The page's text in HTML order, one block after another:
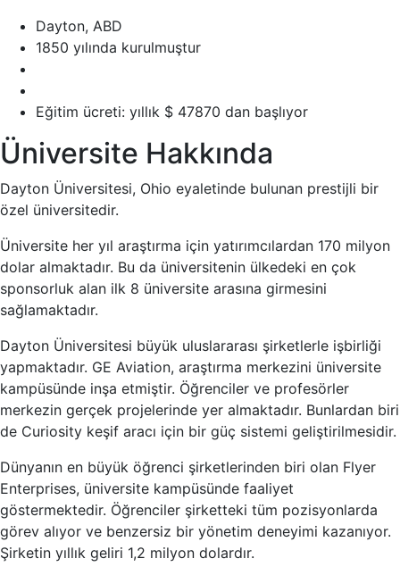
Dayton, ABD
1850 yılında kurulmuştur
Eğitim ücreti: yıllık $ 47870 dan başlıyor
Üniversite Hakkında
Dayton Üniversitesi, Ohio eyaletinde bulunan prestijli bir
özel üniversitedir.
Üniversite her yıl araştırma için yatırımcılardan 170 milyon
dolar almaktadır. Bu da üniversitenin ülkedeki en çok
sponsorluk alan ilk 8 üniversite arasına girmesini
sağlamaktadır.
Dayton Üniversitesi büyük uluslararası şirketlerle işbirliği
yapmaktadır. GE Aviation, araştırma merkezini üniversite
kampüsünde inşa etmiştir. Öğrenciler ve profesörler
merkezin gerçek projelerinde yer almaktadır. Bunlardan biri
de Curiosity keşif aracı için bir güç sistemi geliştirilmesidir.
Dünyanın en büyük öğrenci şirketlerinden biri olan Flyer
Enterprises, üniversite kampüsünde faaliyet
göstermektedir. Öğrenciler şirketteki tüm pozisyonlarda
görev alıyor ve benzersiz bir yönetim deneyimi kazanıyor.
Şirketin yıllık geliri 1,2 milyon dolardır.